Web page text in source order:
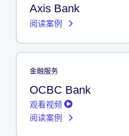
Axis Bank
阅读案例
金融服务
OCBC Bank
观看视频
阅读案例